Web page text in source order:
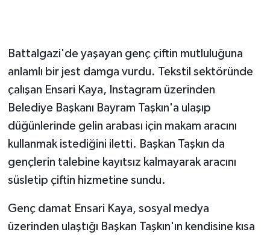
Battalgazi'de yaşayan genç çiftin mutluluğuna
anlamlı bir jest damga vurdu. Tekstil sektöründe
çalışan Ensari Kaya, Instagram üzerinden
Belediye Başkanı Bayram Taşkın'a ulaşıp
düğünlerinde gelin arabası için makam aracını
kullanmak istediğini iletti. Başkan Taşkın da
gençlerin talebine kayıtsız kalmayarak aracını
süsletip çiftin hizmetine sundu.
Genç damat Ensari Kaya, sosyal medya
üzerinden ulaştığı Başkan Taşkın'ın kendisine kısa